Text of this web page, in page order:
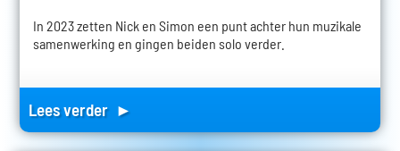
In 2023 zetten Nick en Simon een punt achter hun muzikale
samenwerking en gingen beiden solo verder.
Lees verder ►